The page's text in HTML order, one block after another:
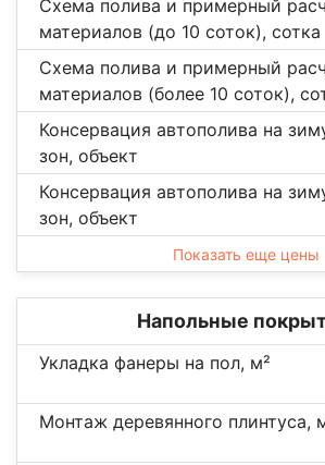
Схема полива и примерный
материалов (до 10 соток), сотка
Схема полива и примерный
материалов (более 10 соток),
Консервация автополива на
зон, объект
Консервация автополива на
зон, объект
Показать еще цены
Напольные
Укладка фанеры на пол, м²
Монтаж деревянного плинтуса,